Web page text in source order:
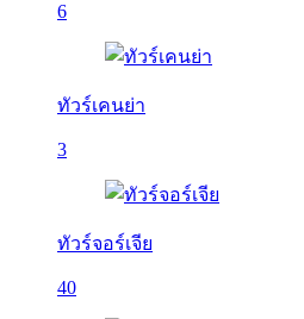
6
ทัวร์เคนย่า
3
ทัวร์จอร์เจีย
40